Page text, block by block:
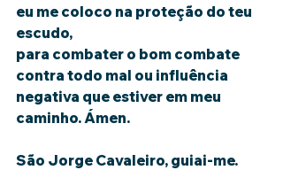
eu me coloco na proteção do teu
escudo,
para combater o bom combate
contra todo mal ou influência
negativa que estiver em meu
caminho. Ámen.
São Jorge Cavaleiro, guiai-me.